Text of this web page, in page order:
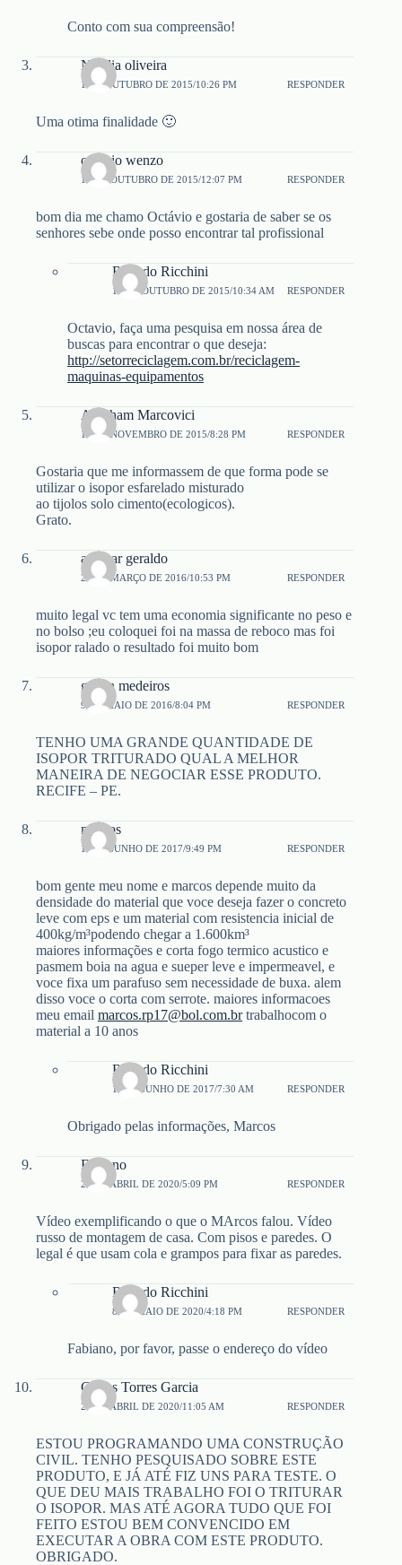
Conto com sua compreensão!
Natalia oliveira
1 DE OUTUBRO DE 2015/10:26 PM RESPONDER
Uma otima finalidade 🙂
octavio wenzo
16 DE OUTUBRO DE 2015/12:07 PM RESPONDER
bom dia me chamo Octávio e gostaria de saber se os
senhores sebe onde posso encontrar tal profissional
Ricardo Ricchini
19 DE OUTUBRO DE 2015/10:34 AM RESPONDER
Octavio, faça uma pesquisa em nossa área de
buscas para encontrar o que deseja:
http://setorreciclagem.com.br/reciclagem-
maquinas-equipamentos
Abraham Marcovici
12 DE NOVEMBRO DE 2015/8:28 PM RESPONDER
Gostaria que me informassem de que forma pode se
utilizar o isopor esfarelado misturado
ao tijolos solo cimento(ecologicos).
Grato.
ademar geraldo
29 DE MARÇO DE 2016/10:53 PM RESPONDER
muito legal vc tem uma economia significante no peso e
no bolso ;eu coloquei foi na massa de reboco mas foi
isopor ralado o resultado foi muito bom
gilson medeiros
9 DE MAIO DE 2016/8:04 PM RESPONDER
TENHO UMA GRANDE QUANTIDADE DE
ISOPOR TRITURADO QUAL A MELHOR
MANEIRA DE NEGOCIAR ESSE PRODUTO.
RECIFE – PE.
marcos
12 DE JUNHO DE 2017/9:49 PM RESPONDER
bom gente meu nome e marcos depende muito da
densidade do material que voce deseja fazer o concreto
leve com eps e um material com resistencia inicial de
400kg/m³podendo chegar a 1.600km³
maiores informações e corta fogo termico acustico e
pasmem boia na agua e sueper leve e impermeavel, e
voce fixa um parafuso sem necessidade de buxa. alem
disso voce o corta com serrote. maiores informacoes
meu email marcos.rp17@bol.com.brtrabalhocom o
material a 10 anos
Ricardo Ricchini
13 DE JUNHO DE 2017/7:30 AM RESPONDER
Obrigado pelas informações, Marcos
Fabiano
23 DE ABRIL DE 2020/5:09 PM RESPONDER
Vídeo exemplificando o que o MArcos falou. Vídeo
russo de montagem de casa. Com pisos e paredes. O
legal é que usam cola e grampos para fixar as paredes.
Ricardo Ricchini
8 DE MAIO DE 2020/4:18 PM RESPONDER
Fabiano, por favor, passe o endereço do vídeo
Carlos Torres Garcia
27 DE ABRIL DE 2020/11:05 AM RESPONDER
ESTOU PROGRAMANDO UMA CONSTRUÇÃO
CIVIL. TENHO PESQUISADO SOBRE ESTE
PRODUTO, E JÁ ATÉ FIZ UNS PARA TESTE. O
QUE DEU MAIS TRABALHO FOI O TRITURAR
O ISOPOR. MAS ATÉ AGORA TUDO QUE FOI
FEITO ESTOU BEM CONVENCIDO EM
EXECUTAR A OBRA COM ESTE PRODUTO.
OBRIGADO.